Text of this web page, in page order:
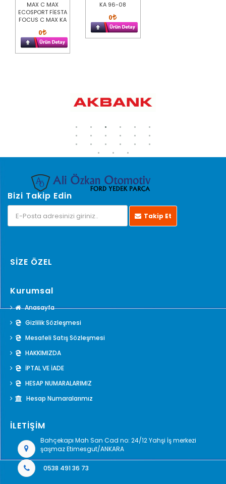
MAX C MAX
ECOSPORT FİESTA
FOCUS C MAX KA
0
KA 96-08
0
Bizi Takip Edin
Takip Et
SİZE ÖZEL
Kurumsal
Anasayfa
Gizlilik Sözleşmesi
Mesafeli Satış Sözleşmesi
HAKKIMIZDA
İPTAL VE İADE
HESAP NUMARALARIMIZ
Hesap Numaralarımız
İLETİŞİM
Bahçekapı Mah San Cad no: 24/12 Yahşi İş merkezi
şaşmaz Etimesgut/ANKARA
0538 491 36 73